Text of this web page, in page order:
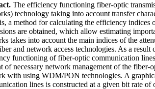
The efficiency functioning fiber-optic
technology taking into account transfer
a method for calculating the efficiency
are obtained, which allow estimating
takes into account the main indices of the
and network access technologies. As a
functioning of fiber-optic communication
of necessary network management of the
with using WDM/PON technologies. A
lines is constructed at a given bit rate of